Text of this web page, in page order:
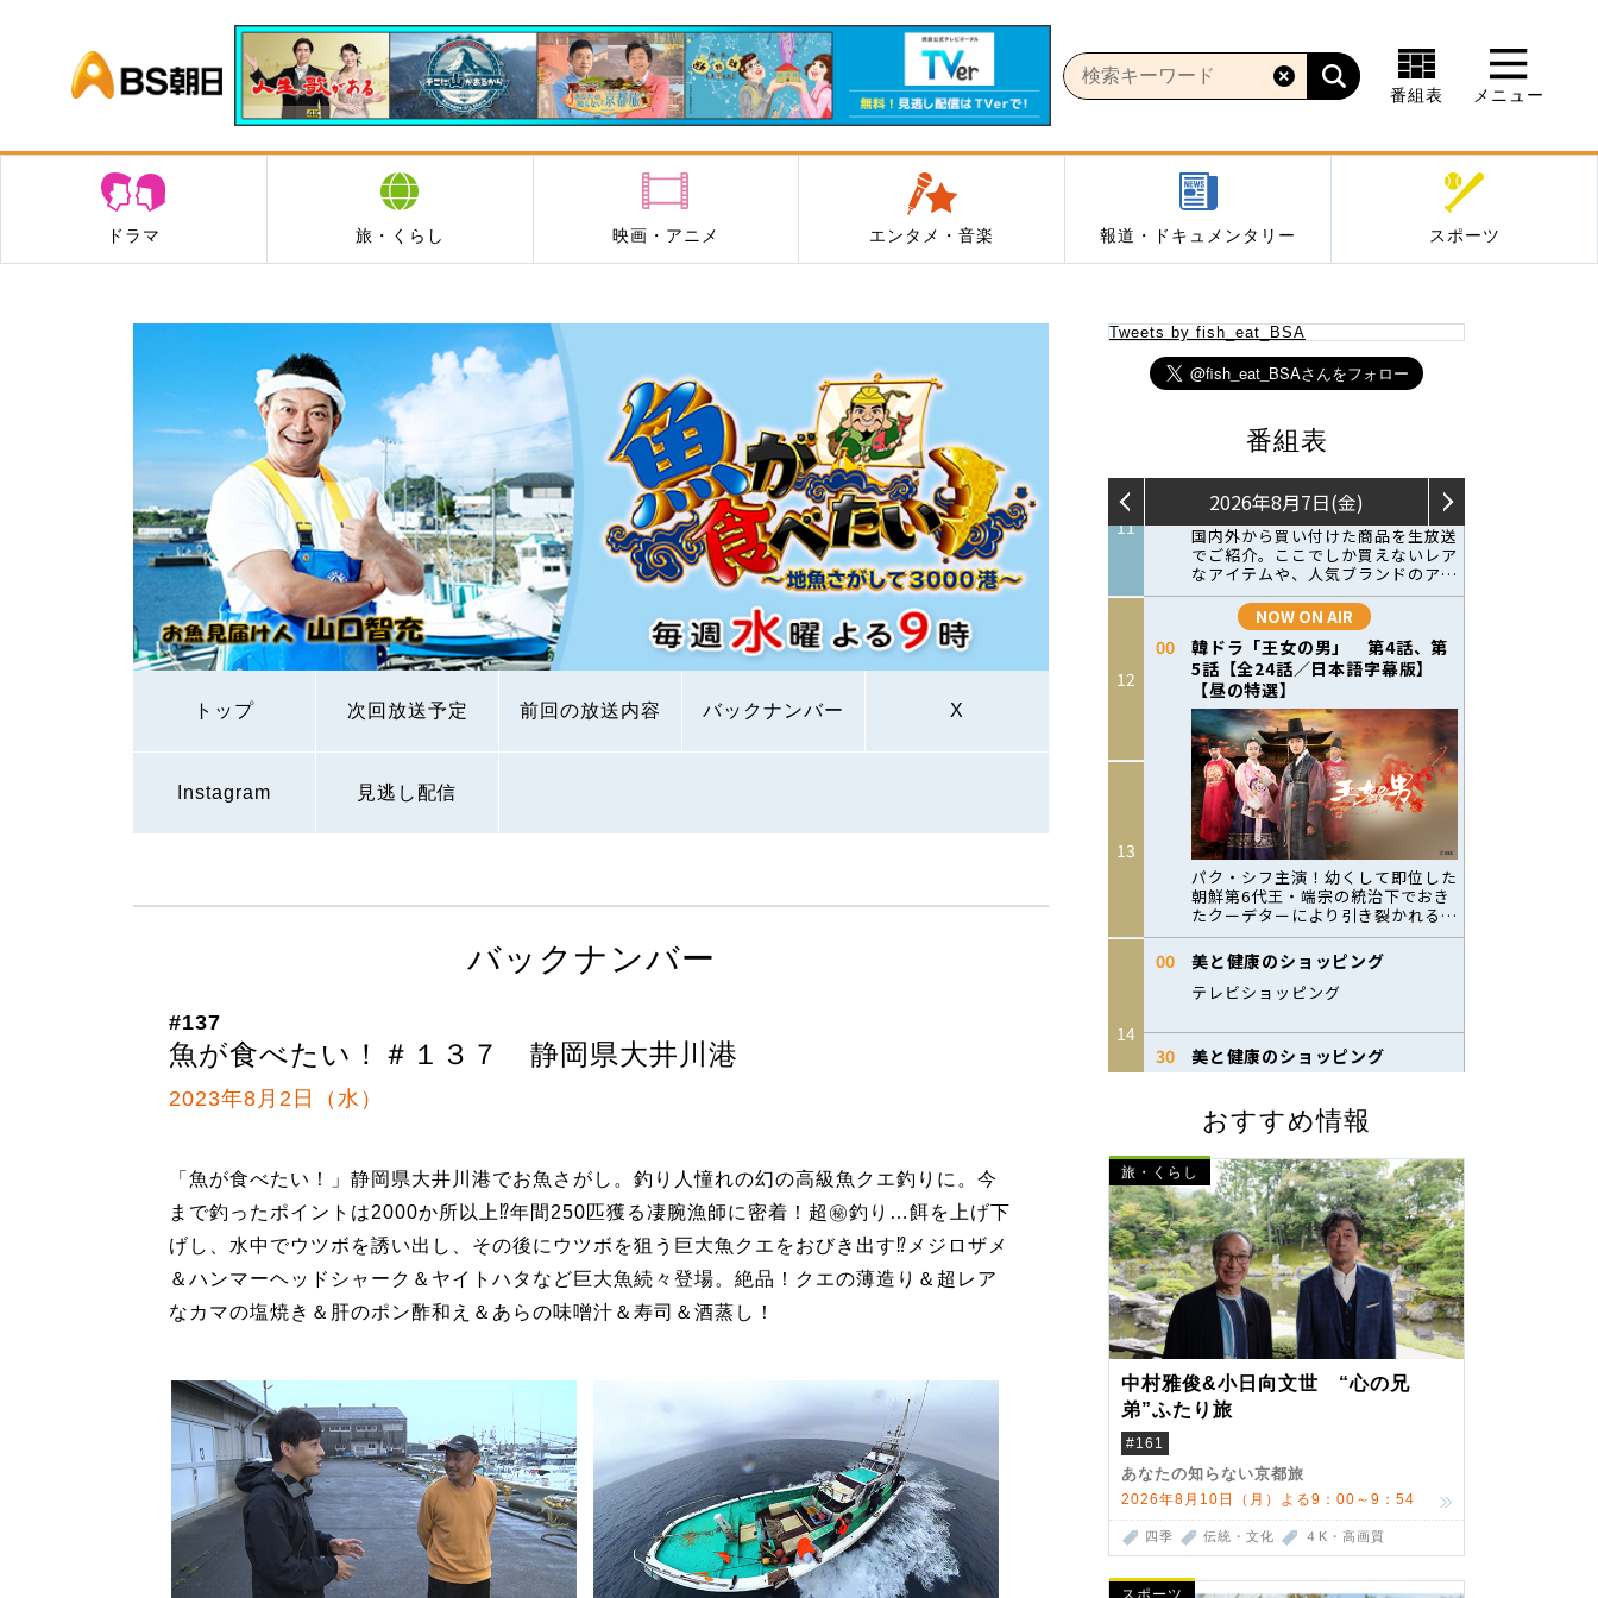
BS朝日
番組表 メニュー
ドラマ 旅・くらし 映画・アニメ エンタメ・音楽 報道・ドキュメンタリー スポーツ
トップ 次回放送予定 前回の放送内容 バックナンバー X
Instagram 見逃し配信
Tweets by fish_eat_BSA
番組表
おすすめ情報
旅・くらし
中村雅俊&小日向文世 “心の兄
弟”ふたり旅
#161
あなたの知らない京都旅
2026年8月10日（月）よる9：00～9：54
四季 伝統・文化 ４K・高画質
スポーツ
バックナンバー
#137
魚が食べたい！＃１３７ 静岡県⼤井川港
2023年8月2日（水）
「魚が食べたい！」静岡県大井川港でお魚さがし。釣り人憧れの幻の高級魚クエ釣りに。今
まで釣ったポイントは2000か所以上⁉年間250匹獲る凄腕漁師に密着！超㊙釣り…餌を上げ下
げし、水中でウツボを誘い出し、その後にウツボを狙う巨大魚クエをおびき出す⁉メジロザメ
＆ハンマーヘッドシャーク＆ヤイトハタなど巨大魚続々登場。絶品！クエの薄造り＆超レア
なカマの塩焼き＆肝のポン酢和え＆あらの味噌汁＆寿司＆酒蒸し！